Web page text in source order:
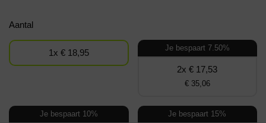
Aantal
1x € 18,95 Je bespaart 7.50%
2x € 17,53
€ 35,06
Je bespaart 10% Je bespaart 15%